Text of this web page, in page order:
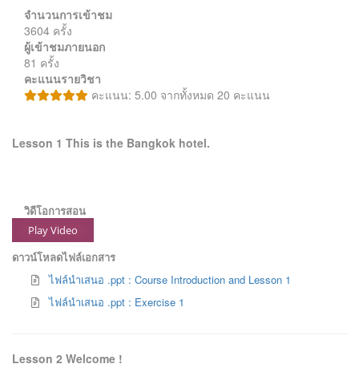
จำนวนการเข้าชม
3604 ครั้ง
ผู้เข้าชมภายนอก
81 ครั้ง
คะแนนรายวิชา
คะแนน: 5.00 จากทั้งหมด 20 คะแนน
Lesson 1 This is the Bangkok hotel.
วิดีโอการสอน
Play Video
ดาวน์โหลดไฟล์เอกสาร
ไฟล์นำเสนอ .ppt : Course Introduction and Lesson 1
ไฟล์นำเสนอ .ppt : Exercise 1
Lesson 2 Welcome !